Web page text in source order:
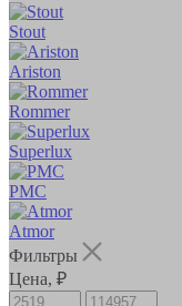
Stout
Ariston
Rommer
Superlux
РМС
Atmor
Фильтры
Цена, ₽